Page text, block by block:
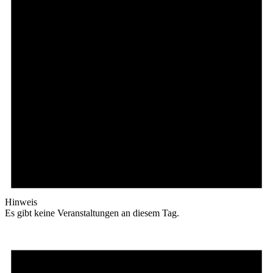
Hinweis
Es gibt keine Veranstaltungen an diesem Tag.